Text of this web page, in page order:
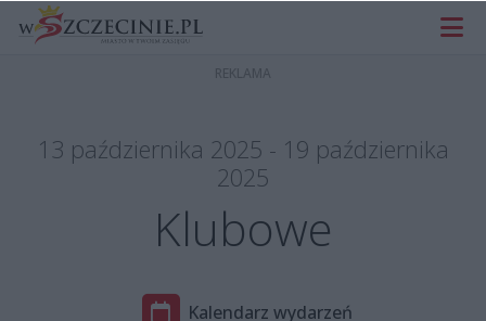
13 października 2025 - 19 października
2025
Klubowe
Kalendarz wydarzeń